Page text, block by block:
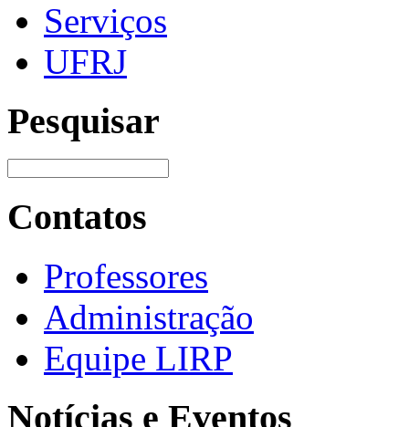
Serviços
UFRJ
Pesquisar
Contatos
Professores
Administração
Equipe LIRP
Notícias e Eventos